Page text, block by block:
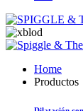
Home
Productos